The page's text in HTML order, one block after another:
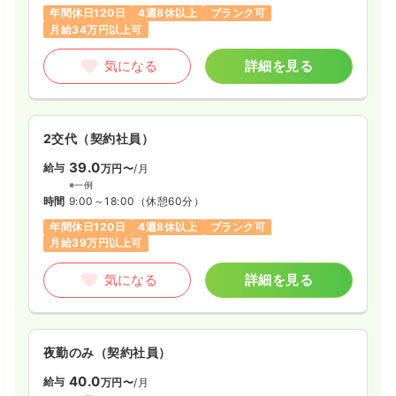
年間休日120日 4週8休以上
ブランク可
月給34万円以上可
気になる 詳細を見る
2交代（契約社員）
給与 39.0万円〜/月
※一例
時間 9:00～18:00 （休憩60分）
年間休日120日
4週8休以上
ブランク可
月給39万円以上可
気になる 詳細を見る
夜勤のみ（契約社員）
給与 40.0万円〜/月